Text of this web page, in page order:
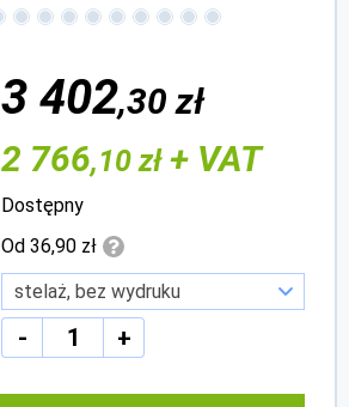
3 402,30 zł
2 766,10 zł+ VAT
Dostępny
Od 36,90 zł
- +